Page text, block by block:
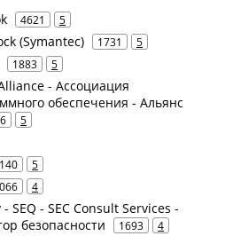
4621 5
(Symantec) 1731 5
1883 5
- Ассоциация
обеспечения - Альянс
5
140 5
4
SEQ - SEC Consult Services -
безопасности
1693 4